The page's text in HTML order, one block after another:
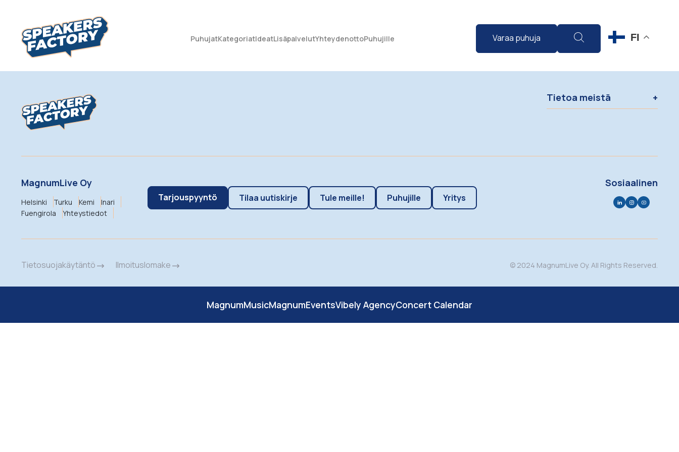
PuhujatKategoriatIdeatLisäpalvelutYhteydenottoPuhujille Varaa puhuja FI
Tietoa meistä
MagnumLive Oy
Helsinki Turku Kemi
Inari
Fuengirola
Yhteystiedot
Tarjouspyyntö Tilaa uutiskirje Tule meille! Puhujille Yritys
Sosiaalinen
Tietosuojakäytäntö Ilmoituslomake © 2024 MagnumLive Oy. All Rights Reserved.
MagnumMusicMagnumEventsVibely AgencyConcert Calendar